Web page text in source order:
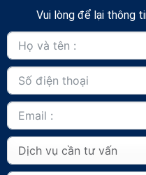
Vui lòng để lại thông